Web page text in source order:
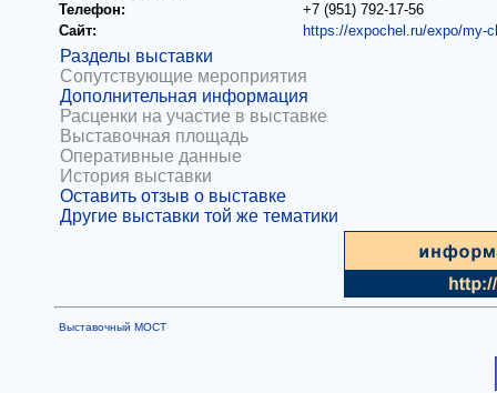
Телефон:
+7 (951) 792-17-56
Сайт:
https://expochel.ru/expo/my-
Разделы выставки
Сопутствующие мероприятия
Дополнительная информация
Расценки на участие в выставке
Выставочная площадь
Оперативные данные
История выставки
Оставить отзыв о выставке
Другие выставки той же тематики
Выставочный МОСТ